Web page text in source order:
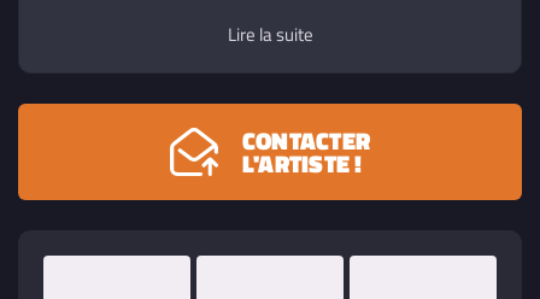
batterie - Nicolas, le plus grand malade du groupe. Sortie
du premier album en Novembre 2019, en auto production
studio et graphisme.
Lire la suite
CONTACTER
L'ARTISTE !